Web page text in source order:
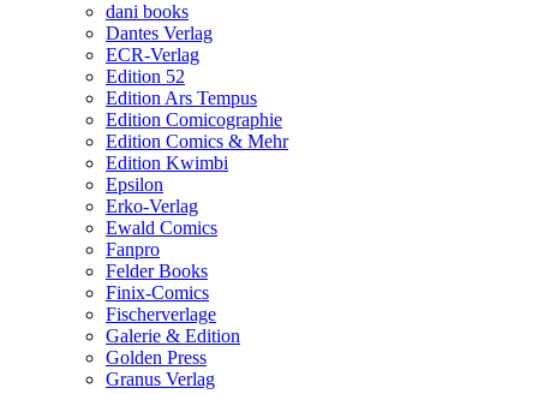
dani books
Dantes Verlag
ECR-Verlag
Edition 52
Edition Ars Tempus
Edition Comicographie
Edition Comics & Mehr
Edition Kwimbi
Epsilon
Erko-Verlag
Ewald Comics
Fanpro
Felder Books
Finix-Comics
Fischerverlage
Galerie & Edition
Golden Press
Granus Verlag